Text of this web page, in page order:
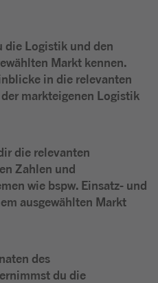
die Logistik und den
Markt kennen.
in die relevanten
markteigenen Logistik
die relevanten
Zahlen und
wie bspw. Einsatz- und
ausgewählten Markt
des
du die